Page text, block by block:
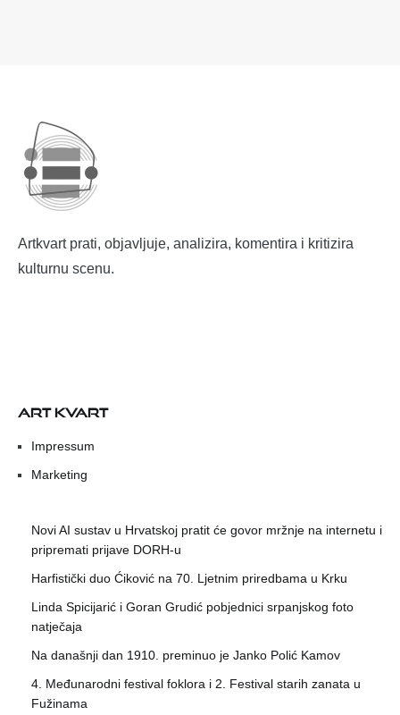
Artkvart prati, objavljuje, analizira, komentira i kritizira
kulturnu scenu.
ART KVART
Impressum
Marketing
Novi AI sustav u Hrvatskoj pratit će govor mržnje na internetu i
pripremati prijave DORH-u
Harfistički duo Ćiković na 70. Ljetnim priredbama u Krku
Linda Spicijarić i Goran Grudić pobjednici srpanjskog foto
natječaja
Na današnji dan 1910. preminuo je Janko Polić Kamov
4. Međunarodni festival foklora i 2. Festival starih zanata u
Fužinama